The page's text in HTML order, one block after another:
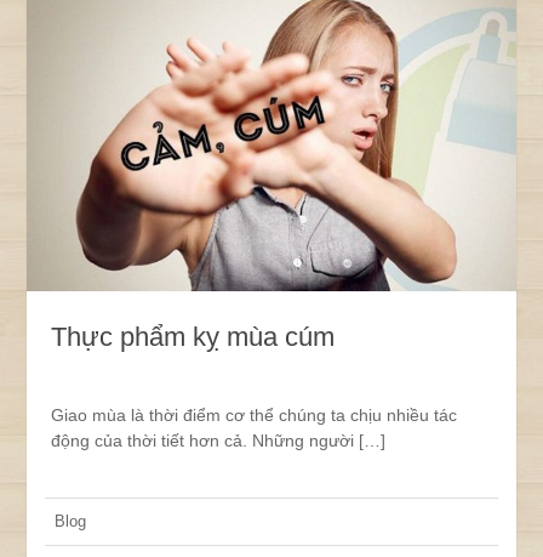
Thực phẩm kỵ mùa cúm
Giao mùa là thời điểm cơ thể chúng ta chịu nhiều tác
động của thời tiết hơn cả. Những người […]
Blog